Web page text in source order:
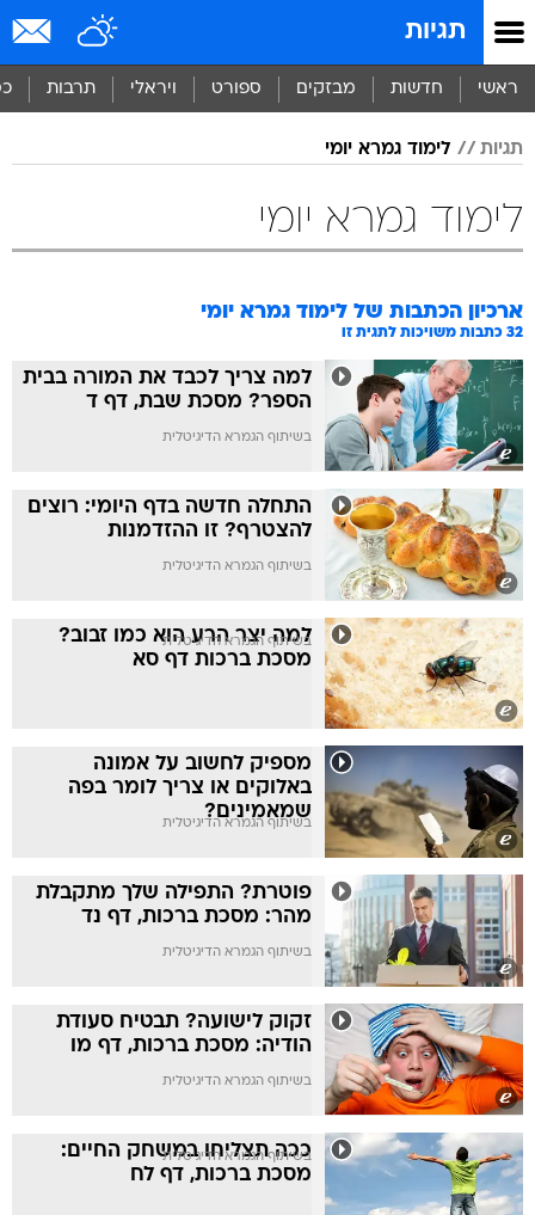
תגיות
ראשי חדשות מבזקים ספורט ויראלי תרבות
תגיות לימוד גמרא יומי
לימוד גמרא יומי
ארכיון הכתבות של לימוד גמרא יומי
32 כתבות משויכות לתגית זו
למה צריך לכבד את המורה בבית
הספר? מסכת שבת, דף ד
בשיתוף הגמרא הדיגיטלית
התחלה חדשה בדף היומי: רוצים
להצטרף? זו ההזדמנות
בשיתוף הגמרא הדיגיטלית
למה יצר הרע הוא כמו זבוב?
מסכת ברכות דף סא
בשיתוף הגמרא הדיגיטלית
מספיק לחשוב על אמונה
באלוקים או צריך לומר בפה
שמאמינים?
בשיתוף הגמרא הדיגיטלית
פוטרת? התפילה שלך מתקבלת
מהר: מסכת ברכות, דף נד
בשיתוף הגמרא הדיגיטלית
זקוק לישועה? תבטיח סעודת
הודיה: מסכת ברכות, דף מו
בשיתוף הגמרא הדיגיטלית
ככה תצליחו במשחק החיים:
מסכת ברכות, דף לח
בשיתוף הגמרא הדיגיטלית